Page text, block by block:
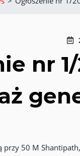
nr
50 M